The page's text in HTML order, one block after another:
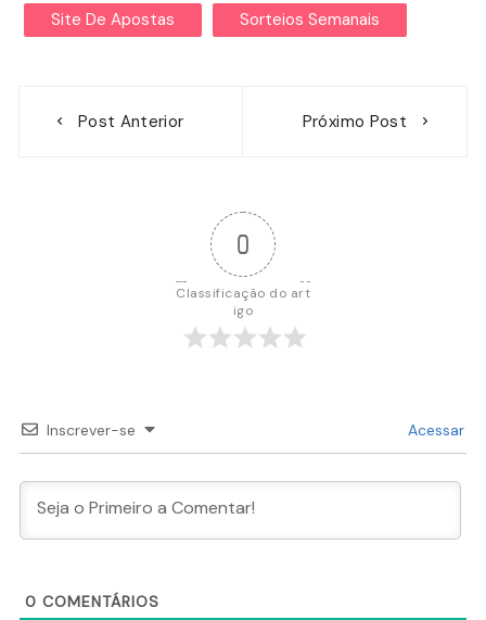
Site De Apostas Sorteios Semanais
Post Anterior Próximo Post
0
Classificação do art
igo
Inscrever-se Acessar
0 COMENTÁRIOS